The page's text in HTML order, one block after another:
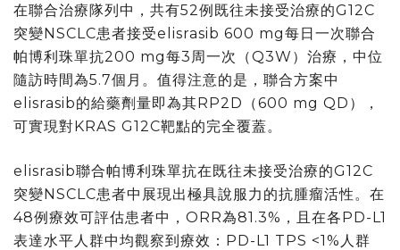
在聯合治療隊列中，共有52例既往未接受治療的G12C
突變NSCLC患者接受elisrasib 600 mg每日一次聯合
帕博利珠單抗200 mg每3周一次（Q3W）治療，中位
隨訪時間為5.7個月。值得注意的是，聯合方案中
elisrasib的給藥劑量即為其RP2D（600 mg QD），
可實現對KRAS G12C靶點的完全覆蓋。
elisrasib聯合帕博利珠單抗在既往未接受治療的G12C
突變NSCLC患者中展現出極具說服力的抗腫瘤活性。在
48例療效可評估患者中，ORR為81.3%，且在各PD-L1
表達水平人群中均觀察到療效：PD-L1 TPS <1%人群